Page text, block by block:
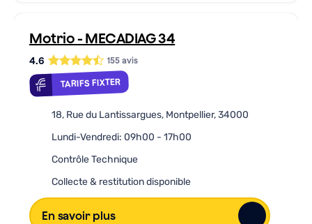
Motrio - MECADIAG 34
4.6 155 avis
TARIFS FIXTER
18, Rue du Lantissargues, Montpellier, 34000
Lundi-Vendredi: 09h00 - 17h00
Contrôle Technique
Collecte & restitution disponible
En savoir plus